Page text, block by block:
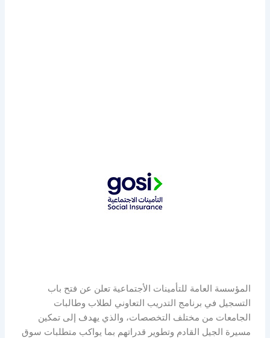
المؤسسة العامة للتأمينات الأجتماعية تعلن عن فتح باب
التسجيل في برنامج التدريب التعاوني لطلاب وطالبات
الجامعات من مختلف التخصصات، والذي يهدف إلى تمكين
مسيرة الجيل القادم وتطوير قدراتهم بما يواكب متطلبات سوق